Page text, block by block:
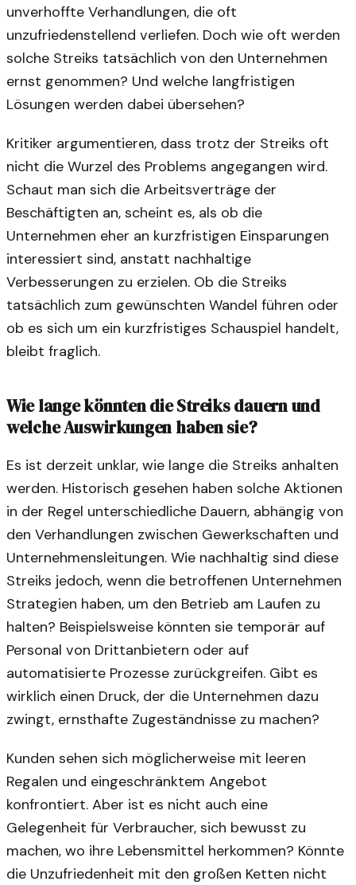
unverhoffte Verhandlungen, die oft
unzufriedenstellend verliefen. Doch wie oft werden
solche Streiks tatsächlich von den Unternehmen
ernst genommen? Und welche langfristigen
Lösungen werden dabei übersehen?
Kritiker argumentieren, dass trotz der Streiks oft
nicht die Wurzel des Problems angegangen wird.
Schaut man sich die Arbeitsverträge der
Beschäftigten an, scheint es, als ob die
Unternehmen eher an kurzfristigen Einsparungen
interessiert sind, anstatt nachhaltige
Verbesserungen zu erzielen. Ob die Streiks
tatsächlich zum gewünschten Wandel führen oder
ob es sich um ein kurzfristiges Schauspiel handelt,
bleibt fraglich.
Wie lange könnten die Streiks dauern und
welche Auswirkungen haben sie?
Es ist derzeit unklar, wie lange die Streiks anhalten
werden. Historisch gesehen haben solche Aktionen
in der Regel unterschiedliche Dauern, abhängig von
den Verhandlungen zwischen Gewerkschaften und
Unternehmensleitungen. Wie nachhaltig sind diese
Streiks jedoch, wenn die betroffenen Unternehmen
Strategien haben, um den Betrieb am Laufen zu
halten? Beispielsweise könnten sie temporär auf
Personal von Drittanbietern oder auf
automatisierte Prozesse zurückgreifen. Gibt es
wirklich einen Druck, der die Unternehmen dazu
zwingt, ernsthafte Zugeständnisse zu machen?
Kunden sehen sich möglicherweise mit leeren
Regalen und eingeschränktem Angebot
konfrontiert. Aber ist es nicht auch eine
Gelegenheit für Verbraucher, sich bewusst zu
machen, wo ihre Lebensmittel herkommen? Könnte
die Unzufriedenheit mit den großen Ketten nicht